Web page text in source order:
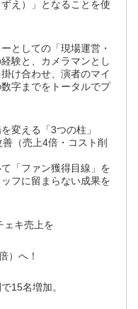
ずえ）」となることを使
としての「現場運営・
験と、カメラマンとし
け合わせ、演者のマイ
字までをトータルでプ
変える「3つの柱」
（売上4倍・コスト削
「ファン獲得目線」を
フに留まらない成果を
ェキ売上を
）へ！
15名増加。